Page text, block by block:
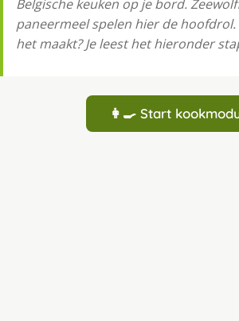
Belgische keuken op je bord.
paneermeel spelen hier de
het maakt? Je leest het hieronder
👩‍🍳 Start